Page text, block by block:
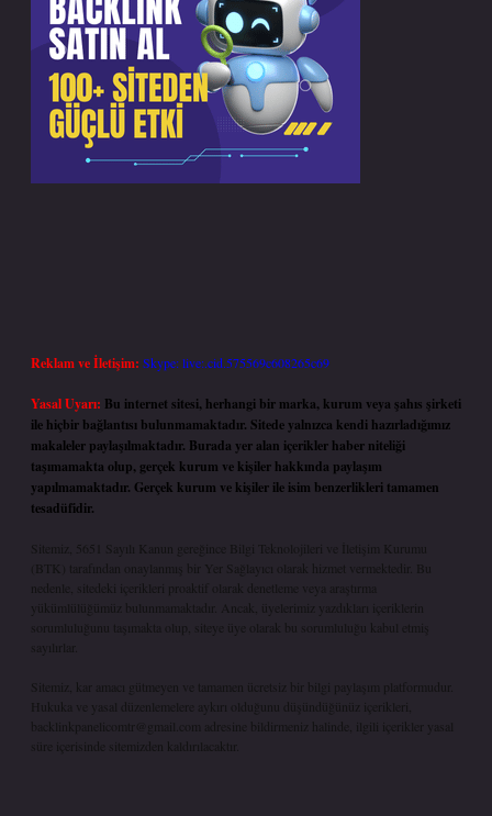
Reklam ve İletişim: Skype: live:.cid.575569c608265c69
Yasal Uyarı: Bu internet sitesi, herhangi bir marka, kurum veya şahıs şirketi
ile hiçbir bağlantısı bulunmamaktadır. Sitede yalnızca kendi hazırladığımız
makaleler paylaşılmaktadır. Burada yer alan içerikler haber niteliği
taşımamakta olup, gerçek kurum ve kişiler hakkında paylaşım
yapılmamaktadır. Gerçek kurum ve kişiler ile isim benzerlikleri tamamen
tesadüfidir.
Sitemiz, 5651 Sayılı Kanun gereğince Bilgi Teknolojileri ve İletişim Kurumu
(BTK) tarafından onaylanmış bir Yer Sağlayıcı olarak hizmet vermektedir. Bu
nedenle, sitedeki içerikleri proaktif olarak denetleme veya araştırma
yükümlülüğümüz bulunmamaktadır. Ancak, üyelerimiz yazdıkları içeriklerin
sorumluluğunu taşımakta olup, siteye üye olarak bu sorumluluğu kabul etmiş
sayılırlar.
Sitemiz, kar amacı gütmeyen ve tamamen ücretsiz bir bilgi paylaşım platformudur.
Hukuka ve yasal düzenlemelere aykırı olduğunu düşündüğünüz içerikleri,
backlinkpanelicomtr@gmail.com
adresine bildirmeniz halinde, ilgili içerikler yasal
süre içerisinde sitemizden kaldırılacaktır.